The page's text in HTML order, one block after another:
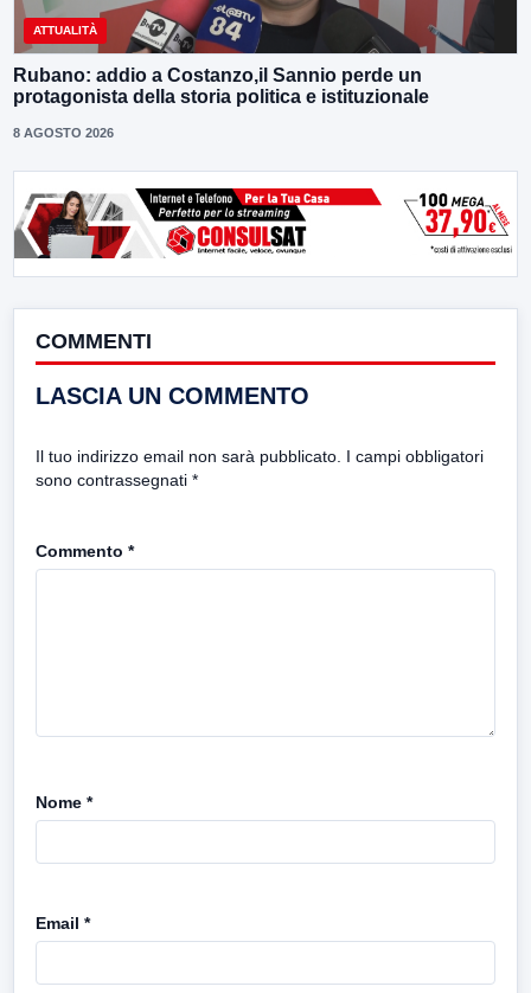
ATTUALITÀ
Rubano: addio a Costanzo,il Sannio perde un
protagonista della storia politica e istituzionale
8 AGOSTO 2026
COMMENTI
LASCIA UN COMMENTO
Il tuo indirizzo email non sarà pubblicato. I campi obbligatori
sono contrassegnati *
Commento *
Nome *
Email *